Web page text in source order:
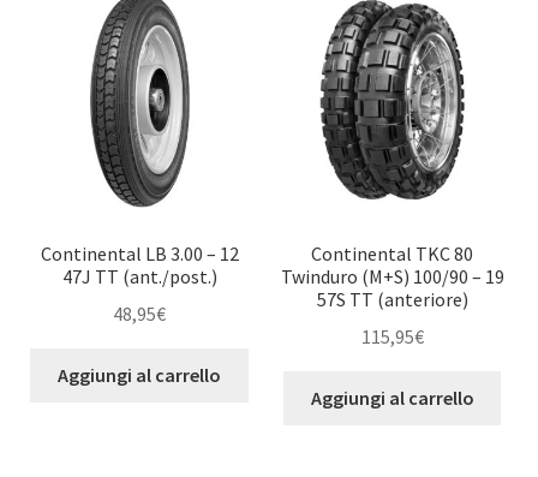
Continental LB 3.00 – 12
47J TT (ant./post.)
48,95€
Aggiungi al carrello
Continental TKC 80
Twinduro (M+S) 100/90 – 19
57S TT (anteriore)
115,95€
Aggiungi al carrello